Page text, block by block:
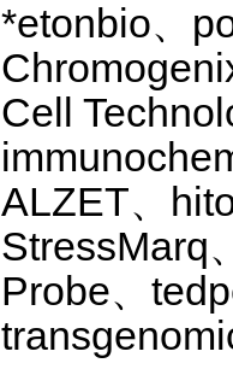
*etonbio、
Cell
ALZET、
StressMarq
Probe、